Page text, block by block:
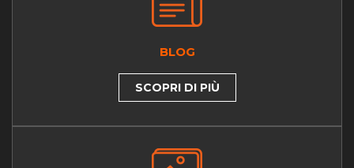
BLOG
SCOPRI DI PIÙ